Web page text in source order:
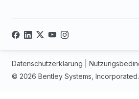
© 2026 Bentley Systems, Incorporated.
Datenschutzerklärung